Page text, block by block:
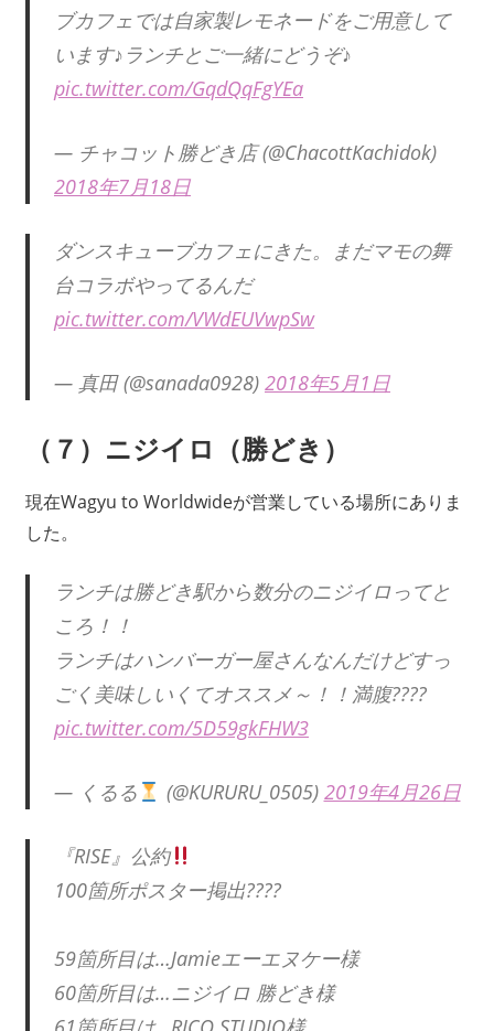
ブカフェでは自家製レモネードをご用意して
います♪ランチとご一緒にどうぞ♪
pic.twitter.com/GqdQqFgYEa
— チャコット勝どき店 (@ChacottKachidok)
2018年7月18日
ダンスキューブカフェにきた。まだマモの舞
台コラボやってるんだ
pic.twitter.com/VWdEUVwpSw
— 真田 (@sanada0928) 2018年5月1日
（７）ニジイロ（勝どき）
現在Wagyu to Worldwideが営業している場所にありま
した。
ランチは勝どき駅から数分のニジイロってと
ころ！！
ランチはハンバーガー屋さんなんだけどすっ
ごく美味しいくてオススメ～！！満腹????
pic.twitter.com/5D59gkFHW3
— くるる (@KURURU_0505) 2019年4月26日
『RISE』公約
100箇所ポスター掲出????
59箇所目は…Jamieエーエヌケー様
60箇所目は…ニジイロ 勝どき様